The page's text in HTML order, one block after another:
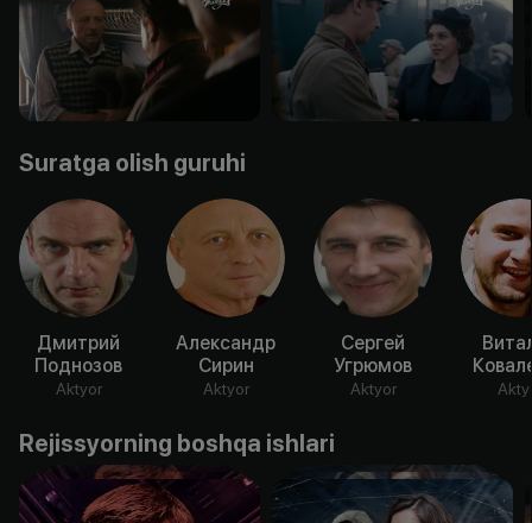
Suratga olish guruhi
Дмитрий
Поднозов
Aktyor
Александр
Сирин
Aktyor
Сергей
Угрюмов
Aktyor
Rejissyorning boshqa ishlari